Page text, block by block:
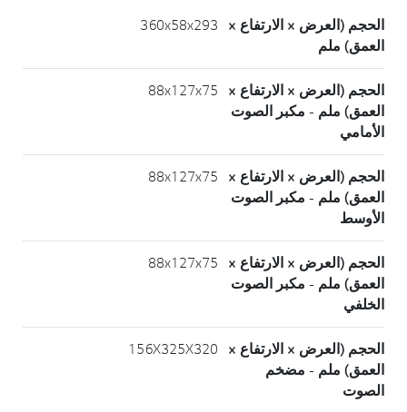
الحجم (العرض × الارتفاع ×
العمق) ملم
360x58x293
الحجم (العرض × الارتفاع ×
العمق) ملم - مكبر الصوت
الأمامي
88x127x75
الحجم (العرض × الارتفاع ×
العمق) ملم - مكبر الصوت
الأوسط
88x127x75
الحجم (العرض × الارتفاع ×
العمق) ملم - مكبر الصوت
الخلفي
88x127x75
الحجم (العرض × الارتفاع ×
العمق) ملم - مضخم
الصوت
156X325X320